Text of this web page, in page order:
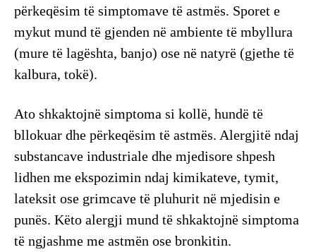
përkeqësim të simptomave të astmës. Sporet e
mykut mund të gjenden në ambiente të mbyllura
(mure të lagështa, banjo) ose në natyrë (gjethe të
kalbura, tokë).
Ato shkaktojnë simptoma si kollë, hundë të
bllokuar dhe përkeqësim të astmës. Alergjitë ndaj
substancave industriale dhe mjedisore shpesh
lidhen me ekspozimin ndaj kimikateve, tymit,
lateksit ose grimcave të pluhurit në mjedisin e
punës. Këto alergji mund të shkaktojnë simptoma
të ngjashme me astmën ose bronkitin.